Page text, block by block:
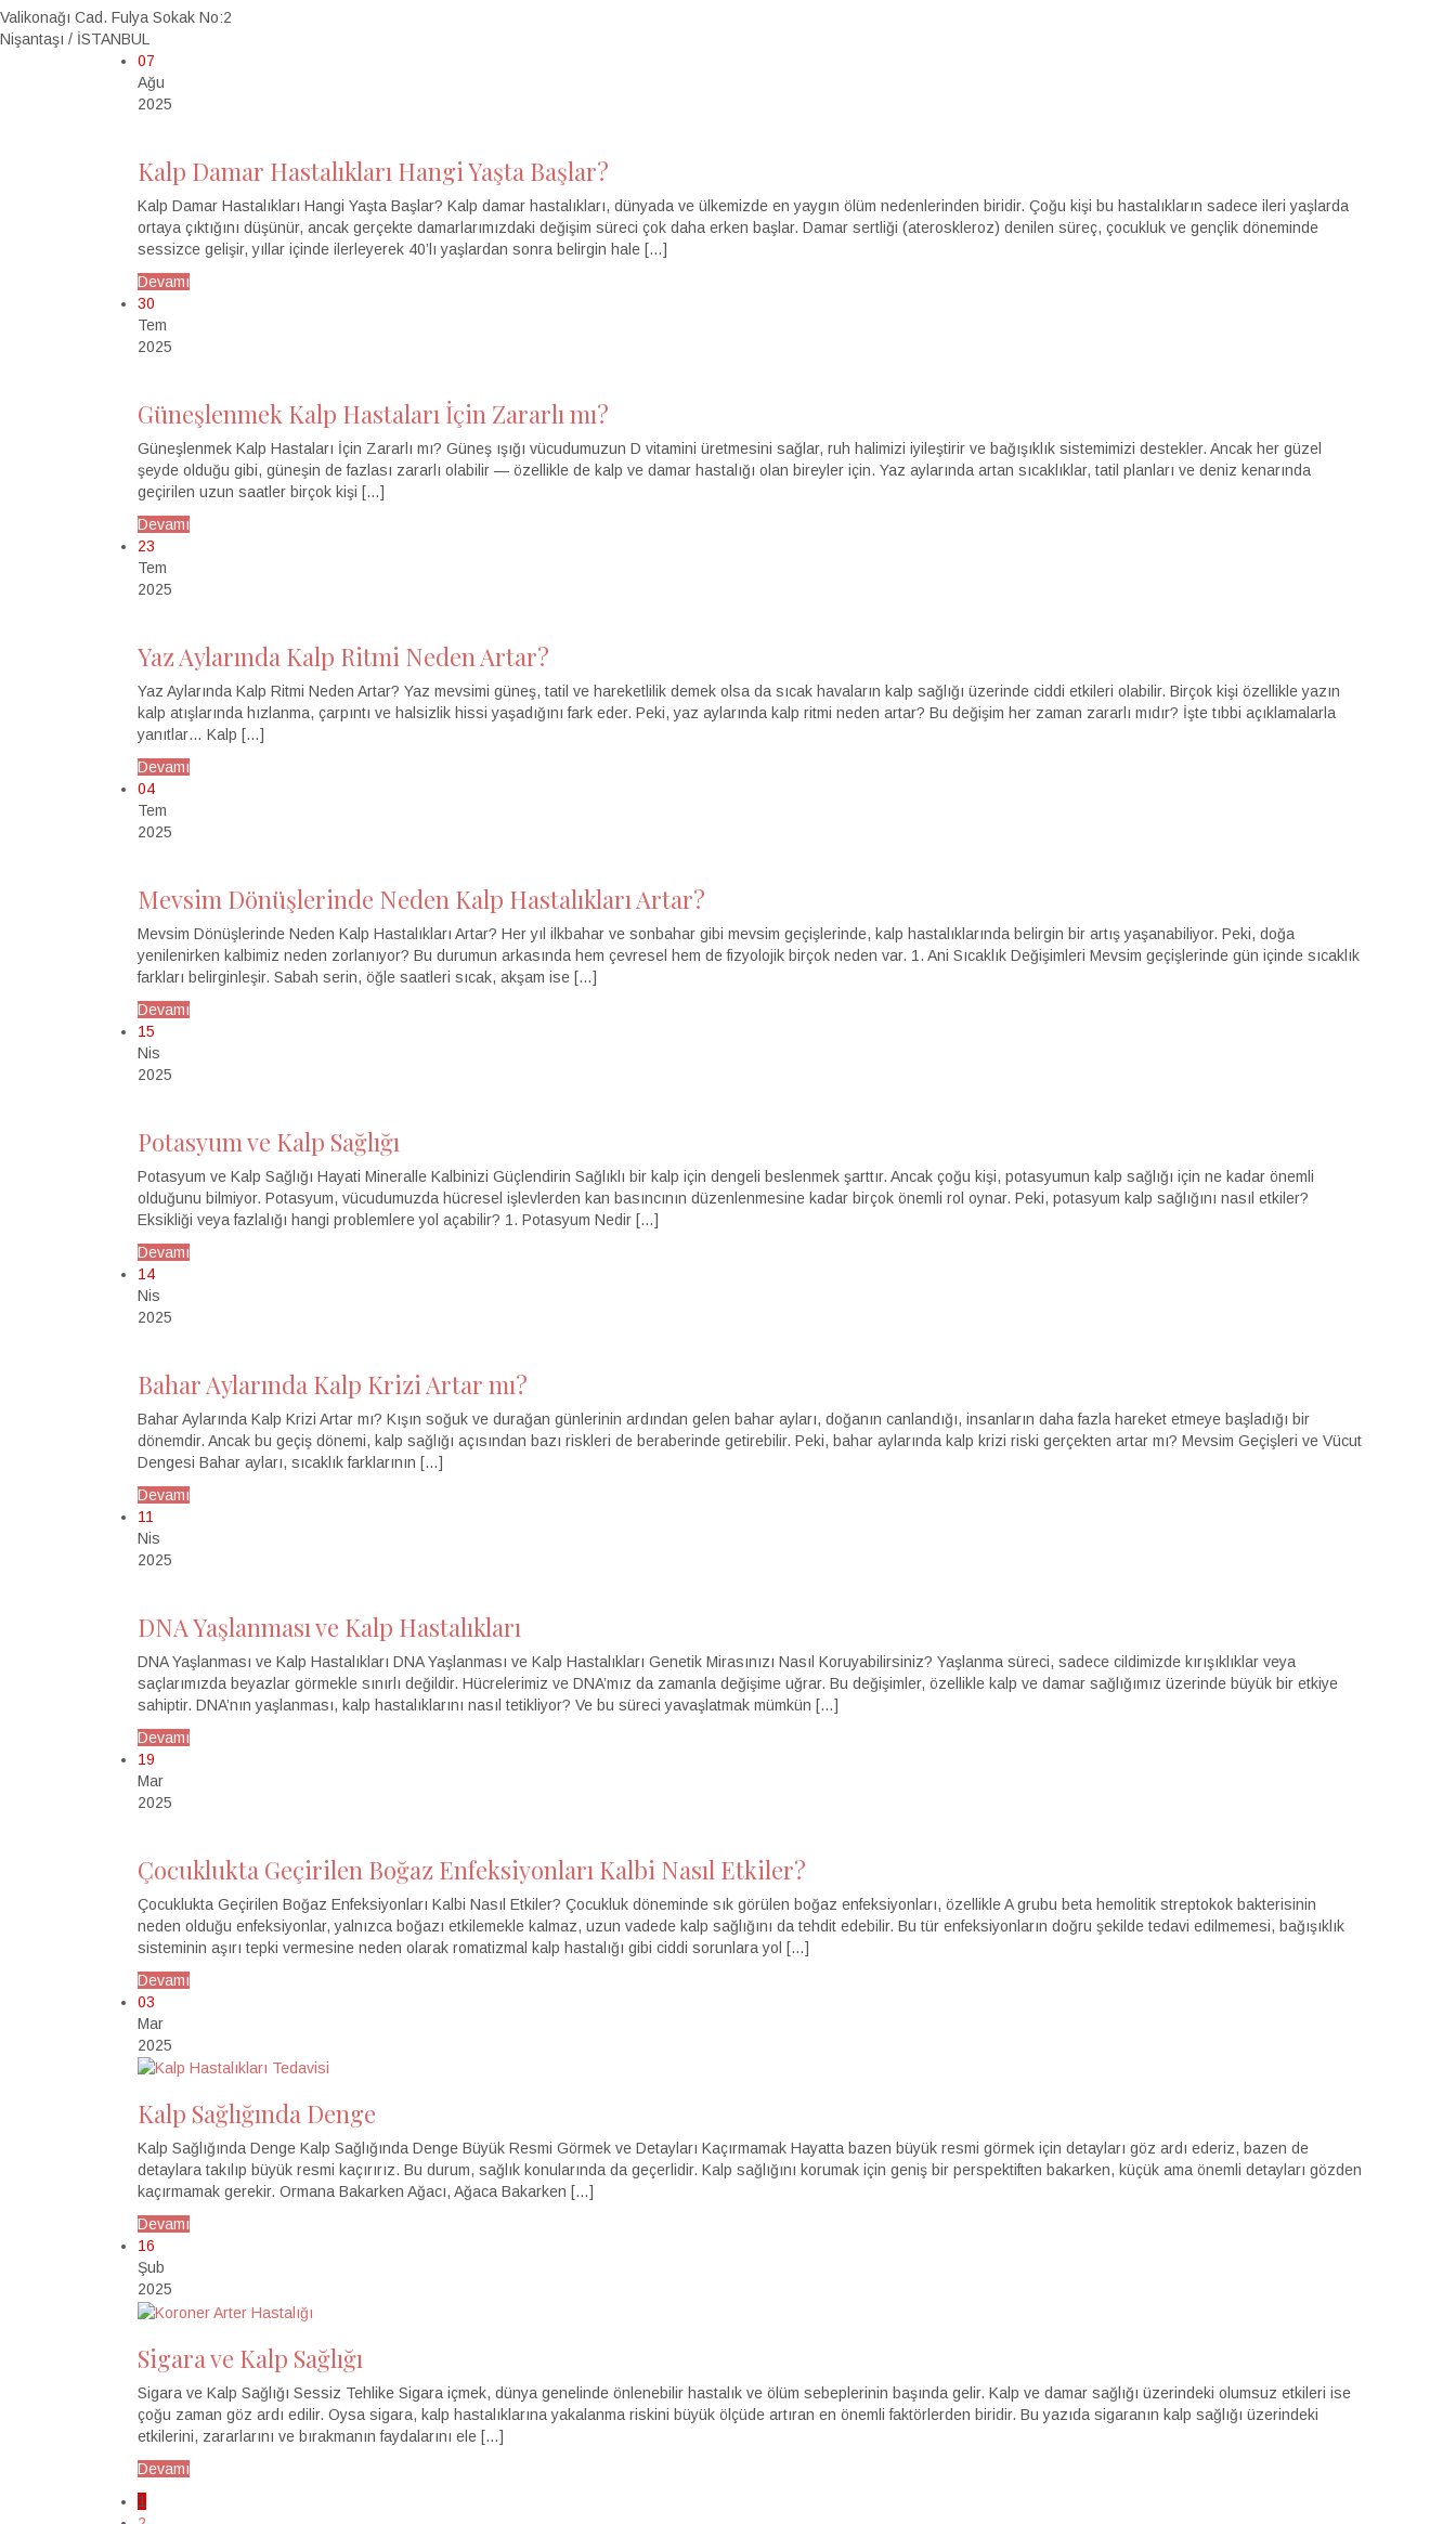
Valikonağı Cad. Fulya Sokak No:2
Nişantaşı / İSTANBUL
07
Ağu
2025
Kalp Damar Hastalıkları Hangi Yaşta Başlar?
Kalp Damar Hastalıkları Hangi Yaşta Başlar? Kalp damar hastalıkları, dünyada ve ülkemizde en yaygın ölüm nedenlerinden biridir. Çoğu kişi bu hastalıkların sadece ileri yaşlarda
ortaya çıktığını düşünür, ancak gerçekte damarlarımızdaki değişim süreci çok daha erken başlar. Damar sertliği (ateroskleroz) denilen süreç, çocukluk ve gençlik döneminde
sessizce gelişir, yıllar içinde ilerleyerek 40’lı yaşlardan sonra belirgin hale […]
Devamı
30
Tem
2025
Güneşlenmek Kalp Hastaları İçin Zararlı mı?
Güneşlenmek Kalp Hastaları İçin Zararlı mı? Güneş ışığı vücudumuzun D vitamini üretmesini sağlar, ruh halimizi iyileştirir ve bağışıklık sistemimizi destekler. Ancak her güzel
şeyde olduğu gibi, güneşin de fazlası zararlı olabilir — özellikle de kalp ve damar hastalığı olan bireyler için. Yaz aylarında artan sıcaklıklar, tatil planları ve deniz kenarında
geçirilen uzun saatler birçok kişi […]
Devamı
23
Tem
2025
Yaz Aylarında Kalp Ritmi Neden Artar?
Yaz Aylarında Kalp Ritmi Neden Artar? Yaz mevsimi güneş, tatil ve hareketlilik demek olsa da sıcak havaların kalp sağlığı üzerinde ciddi etkileri olabilir. Birçok kişi özellikle yazın
kalp atışlarında hızlanma, çarpıntı ve halsizlik hissi yaşadığını fark eder. Peki, yaz aylarında kalp ritmi neden artar? Bu değişim her zaman zararlı mıdır? İşte tıbbi açıklamalarla
yanıtlar… Kalp […]
Devamı
04
Tem
2025
Mevsim Dönüşlerinde Neden Kalp Hastalıkları Artar?
Mevsim Dönüşlerinde Neden Kalp Hastalıkları Artar? Her yıl ilkbahar ve sonbahar gibi mevsim geçişlerinde, kalp hastalıklarında belirgin bir artış yaşanabiliyor. Peki, doğa
yenilenirken kalbimiz neden zorlanıyor? Bu durumun arkasında hem çevresel hem de fizyolojik birçok neden var. 1. Ani Sıcaklık Değişimleri Mevsim geçişlerinde gün içinde sıcaklık
farkları belirginleşir. Sabah serin, öğle saatleri sıcak, akşam ise […]
Devamı
15
Nis
2025
Potasyum ve Kalp Sağlığı
Potasyum ve Kalp Sağlığı Hayati Mineralle Kalbinizi Güçlendirin Sağlıklı bir kalp için dengeli beslenmek şarttır. Ancak çoğu kişi, potasyumun kalp sağlığı için ne kadar önemli
olduğunu bilmiyor. Potasyum, vücudumuzda hücresel işlevlerden kan basıncının düzenlenmesine kadar birçok önemli rol oynar. Peki, potasyum kalp sağlığını nasıl etkiler?
Eksikliği veya fazlalığı hangi problemlere yol açabilir? 1. Potasyum Nedir […]
Devamı
14
Nis
2025
Bahar Aylarında Kalp Krizi Artar mı?
Bahar Aylarında Kalp Krizi Artar mı? Kışın soğuk ve durağan günlerinin ardından gelen bahar ayları, doğanın canlandığı, insanların daha fazla hareket etmeye başladığı bir
dönemdir. Ancak bu geçiş dönemi, kalp sağlığı açısından bazı riskleri de beraberinde getirebilir. Peki, bahar aylarında kalp krizi riski gerçekten artar mı? Mevsim Geçişleri ve Vücut
Dengesi Bahar ayları, sıcaklık farklarının […]
Devamı
11
Nis
2025
DNA Yaşlanması ve Kalp Hastalıkları
DNA Yaşlanması ve Kalp Hastalıkları DNA Yaşlanması ve Kalp Hastalıkları Genetik Mirasınızı Nasıl Koruyabilirsiniz? Yaşlanma süreci, sadece cildimizde kırışıklıklar veya
saçlarımızda beyazlar görmekle sınırlı değildir. Hücrelerimiz ve DNA’mız da zamanla değişime uğrar. Bu değişimler, özellikle kalp ve damar sağlığımız üzerinde büyük bir etkiye
sahiptir. DNA’nın yaşlanması, kalp hastalıklarını nasıl tetikliyor? Ve bu süreci yavaşlatmak mümkün […]
Devamı
19
Mar
2025
Çocuklukta Geçirilen Boğaz Enfeksiyonları Kalbi Nasıl Etkiler?
Çocuklukta Geçirilen Boğaz Enfeksiyonları Kalbi Nasıl Etkiler? Çocukluk döneminde sık görülen boğaz enfeksiyonları, özellikle A grubu beta hemolitik streptokok bakterisinin
neden olduğu enfeksiyonlar, yalnızca boğazı etkilemekle kalmaz, uzun vadede kalp sağlığını da tehdit edebilir. Bu tür enfeksiyonların doğru şekilde tedavi edilmemesi, bağışıklık
sisteminin aşırı tepki vermesine neden olarak romatizmal kalp hastalığı gibi ciddi sorunlara yol […]
Devamı
03
Mar
2025
Kalp Sağlığında Denge
Kalp Sağlığında Denge Kalp Sağlığında Denge Büyük Resmi Görmek ve Detayları Kaçırmamak Hayatta bazen büyük resmi görmek için detayları göz ardı ederiz, bazen de
detaylara takılıp büyük resmi kaçırırız. Bu durum, sağlık konularında da geçerlidir. Kalp sağlığını korumak için geniş bir perspektiften bakarken, küçük ama önemli detayları gözden
kaçırmamak gerekir. Ormana Bakarken Ağacı, Ağaca Bakarken […]
Devamı
16
Şub
2025
Sigara ve Kalp Sağlığı
Sigara ve Kalp Sağlığı Sessiz Tehlike Sigara içmek, dünya genelinde önlenebilir hastalık ve ölüm sebeplerinin başında gelir. Kalp ve damar sağlığı üzerindeki olumsuz etkileri ise
çoğu zaman göz ardı edilir. Oysa sigara, kalp hastalıklarına yakalanma riskini büyük ölçüde artıran en önemli faktörlerden biridir. Bu yazıda sigaranın kalp sağlığı üzerindeki
etkilerini, zararlarını ve bırakmanın faydalarını ele […]
Devamı
1